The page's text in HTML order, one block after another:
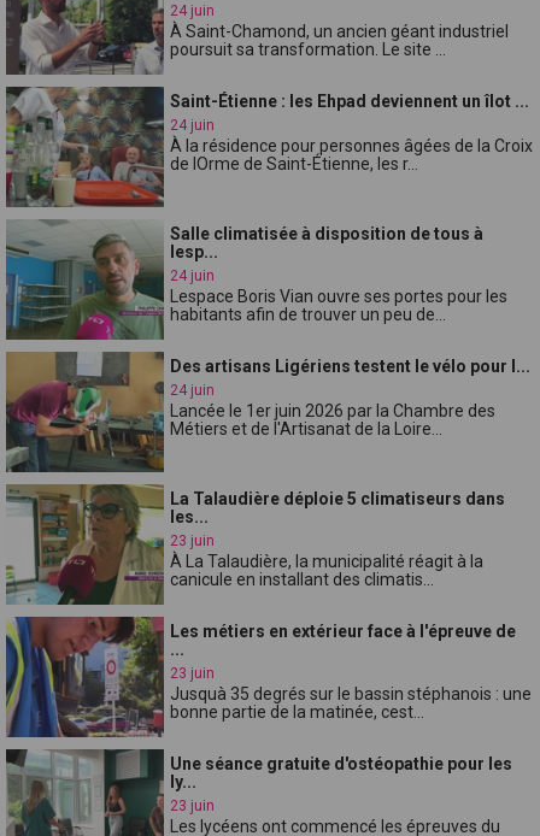
24 juin
À Saint-Chamond, un ancien géant industriel
poursuit sa transformation. Le site ...
Saint-Étienne : les Ehpad deviennent un îlot ...
24 juin
À la résidence pour personnes âgées de la Croix
de lOrme de Saint-Étienne, les r...
Salle climatisée à disposition de tous à
lesp...
24 juin
Lespace Boris Vian ouvre ses portes pour les
habitants afin de trouver un peu de...
Des artisans Ligériens testent le vélo pour l...
24 juin
Lancée le 1er juin 2026 par la Chambre des
Métiers et de l'Artisanat de la Loire...
La Talaudière déploie 5 climatiseurs dans
les...
23 juin
À La Talaudière, la municipalité réagit à la
canicule en installant des climatis...
Les métiers en extérieur face à l'épreuve de
...
23 juin
Jusquà 35 degrés sur le bassin stéphanois : une
bonne partie de la matinée, cest...
Une séance gratuite d'ostéopathie pour les
ly...
23 juin
Les lycéens ont commencé les épreuves du